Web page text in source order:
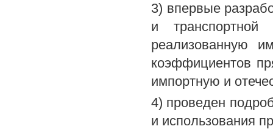
3) впервые
и транспортной
реализованную
коэффициентов
импортную и
4) проведен
и использования